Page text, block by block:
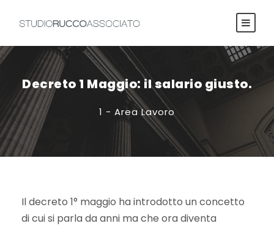
Decreto 1 Maggio: il salario giusto.
1 - Area Lavoro
Il decreto 1° maggio ha introdotto un concetto
di cui si parla da anni ma che ora diventa